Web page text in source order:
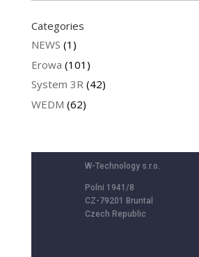
Categories
NEWS (1)
Erowa (101)
System 3R (42)
WEDM (62)
W-Technology s.r.o.
Polni 1941/8
CZ-79201 Bruntal
Czech Republic